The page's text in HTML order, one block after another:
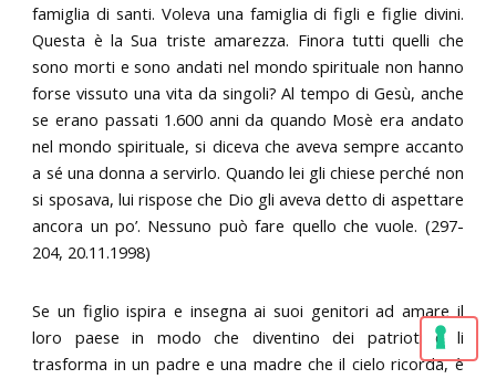
famiglia di santi. Voleva una famiglia di figli e figlie divini.
Questa è la Sua triste amarezza. Finora tutti quelli che
sono morti e sono andati nel mondo spirituale non hanno
forse vissuto una vita da singoli? Al tempo di Gesù, anche
se erano passati 1.600 anni da quando Mosè era andato
nel mondo spirituale, si diceva che aveva sempre accanto
a sé una donna a servirlo. Quando lei gli chiese perché non
si sposava, lui rispose che Dio gli aveva detto di aspettare
ancora un po’. Nessuno può fare quello che vuole. (297-
204, 20.11.1998)
Se un figlio ispira e insegna ai suoi genitori ad amare il
loro paese in modo che diventino dei patrioti e li
trasforma in un padre e una madre che il cielo ricorda, è